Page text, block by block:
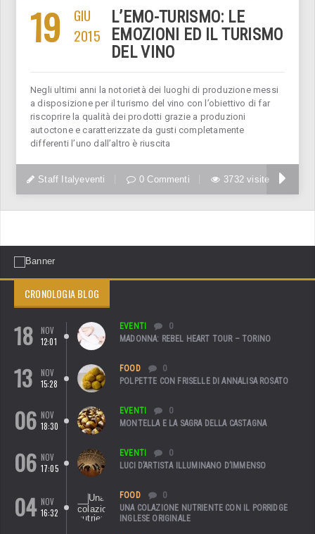
19
GIU
2015
L’EMO-TURISMO: LE
EMOZIONI ED IL TURISMO
DEL VINO
Negli ultimi anni la notorietà dei luoghi di produzione messi
a disposizione per il turismo del vino con l’obiettivo di far
riscoprire la qualità dei prodotti grazie a produzioni
autoctone e caratterizzate da gusti completamente
differenti l’uno dall’altro è riuscita
Staff Italyeventi 0 Commenti 3732 visite
CRONOLOGIA BLOG
18
NOV
12:01
EVENTI
0
MADONNA: REBEL HEART TOUR – TORINO
13
NOV
15:28
FOOD
0
POLPETTE CON FRISELLE DI ANNALISA ROSATO
06 NOV
18:30
EVENTI
0
MONTELLA E LA SAGRA DELLA CASTAGNA
06 NOV
17:05
EVENTI
0
LUCI D’ARTISTA ILLUMINANO D’IMMENSO
04 NOV
16:32
FOOD
0
UNA COLAZIONE NUTRIENTE CON IL PORRIDGE
INGLESE ORIGINALE